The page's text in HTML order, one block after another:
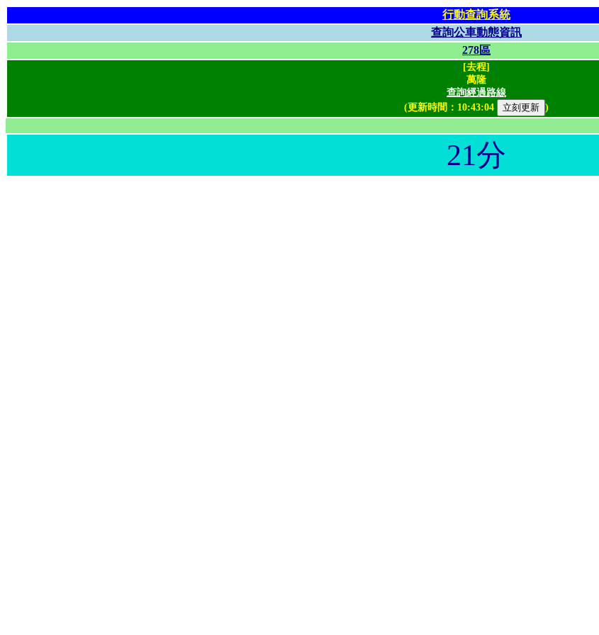
行動查詢系統
查詢公車動態資訊
278區
[去程]
萬隆
查詢經過路線
(更新時間： 10:43:04 )
21分